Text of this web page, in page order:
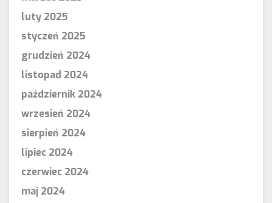
luty 2025
styczeń 2025
grudzień 2024
listopad 2024
październik 2024
wrzesień 2024
sierpień 2024
lipiec 2024
czerwiec 2024
maj 2024